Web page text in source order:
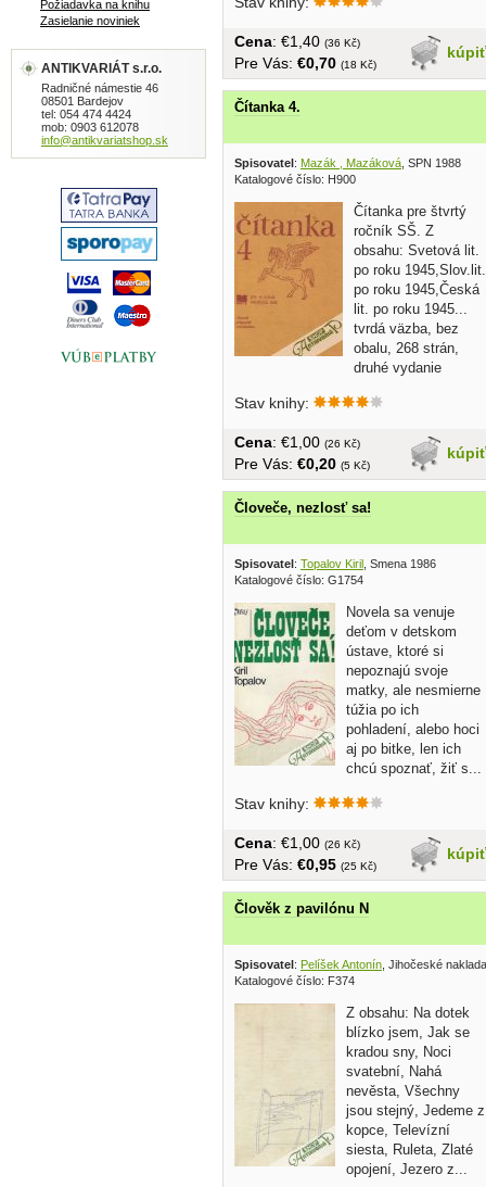
kúpiť
Cena: €1,40 (36 Kč)
Pre Vás: €0,70 (18 Kč)
Čítanka 4.
Spisovatel: Mazák , Mazáková , SPN 1988
Katalogové číslo: H900
Čítanka pre štvrtý
ročník SŠ. Z
obsahu: Svetová lit.
po roku 1945,Slov.lit.
po roku 1945,Česká
lit. po roku 1945...
tvrdá väzba, bez
obalu, 268 strán,
druhé vydanie
Stav knihy:
kúpiť
Cena: €1,00 (26 Kč)
Pre Vás: €0,20 (5 Kč)
Človeče, nezlosť sa!
Spisovatel: Topalov Kiril , Smena 1986
Katalogové číslo: G1754
Novela sa venuje
deťom v detskom
ústave, ktoré si
nepoznajú svoje
matky, ale nesmierne
túžia po ich
pohladení, alebo hoci
aj po bitke, len ich
chcú spoznať, žiť s...
Stav knihy:
kúpiť
Cena: €1,00 (26 Kč)
Pre Vás: €0,95 (25 Kč)
Člověk z pavilónu N
Spisovatel: Pelíšek Antonín , Jihočeské
Katalogové číslo: F374
Z obsahu: Na dotek
blízko jsem, Jak se
kradou sny, Noci
svatební, Nahá
nevěsta, Všechny
jsou stejný, Jedeme z
kopce, Televízní
siesta, Ruleta, Zlaté
opojení, Jezero z...
Požiadavka na knihu
Zasielanie noviniek
ANTIKVARIÁT s.r.o.
Radničné námestie 46
08501 Bardejov
tel: 054 474 4424
mob: 0903 612078
info@antikvariatshop.sk